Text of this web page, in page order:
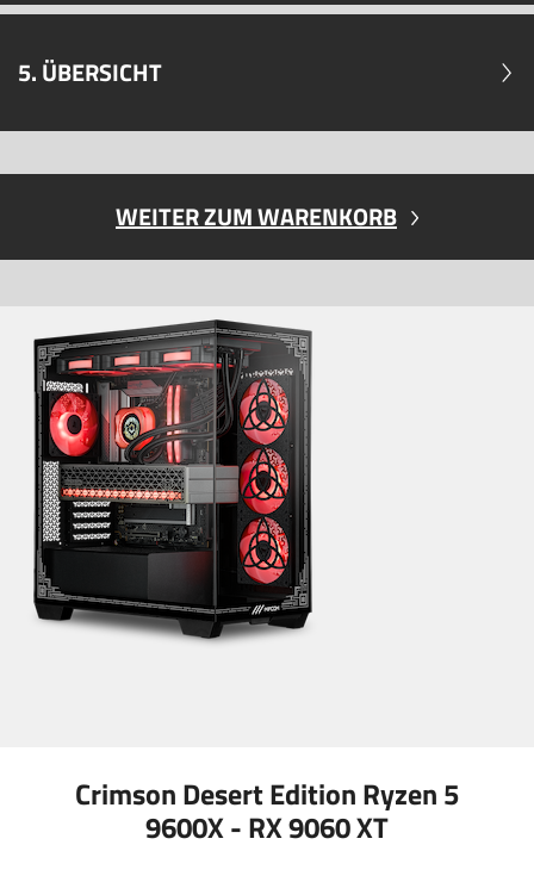
5. ÜBERSICHT
WEITER ZUM WARENKORB
Crimson Desert Edition Ryzen 5
9600X - RX 9060 XT